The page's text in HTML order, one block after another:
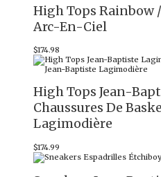
High Tops Rainbow
Arc-En-Ciel
$174.98
High Tops Jean-
Chaussures De
Lagimodière
$174.99